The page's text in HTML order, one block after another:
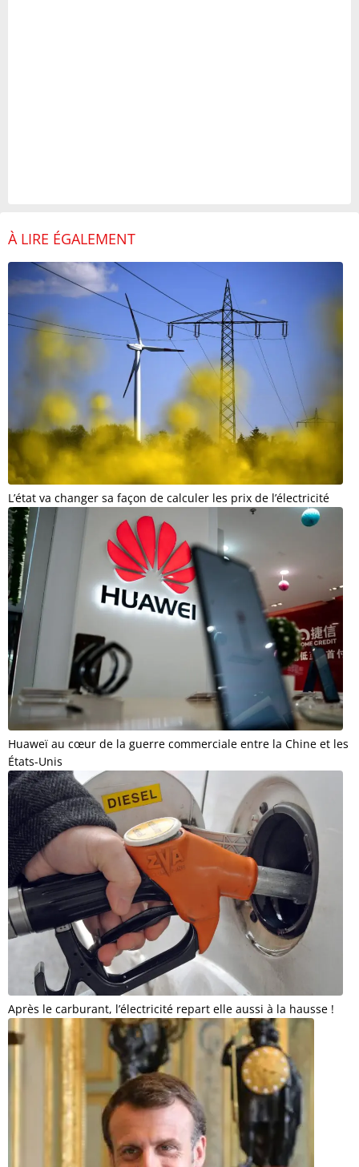
À LIRE ÉGALEMENT
L’état va changer sa façon de calculer les prix de l’électricité
Huaweï au cœur de la guerre commerciale entre la Chine et les
États-Unis
Après le carburant, l’électricité repart elle aussi à la hausse !